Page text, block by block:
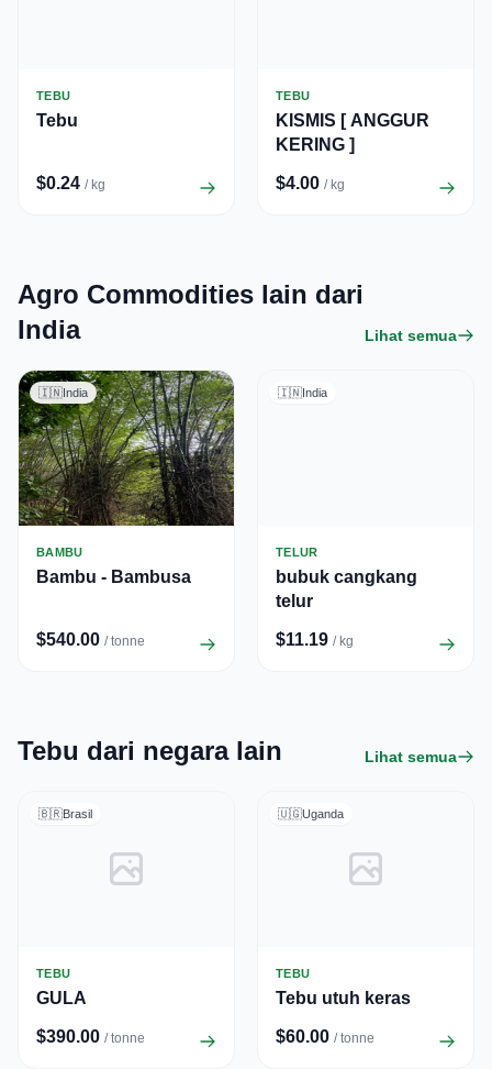
TEBU
Tebu
$0.24 / kg
TEBU
KISMIS [ ANGGUR
KERING ]
$4.00 / kg
Agro Commodities lain dari
India
Lihat semua
🇮🇳India
BAMBU
Bambu - Bambusa
$540.00 / tonne
🇮🇳India
TELUR
bubuk cangkang
telur
$11.19 / kg
Tebu dari negara lain Lihat semua
🇧🇷Brasil
TEBU
GULA
$390.00 / tonne
🇺🇬Uganda
TEBU
Tebu utuh keras
$60.00 / tonne